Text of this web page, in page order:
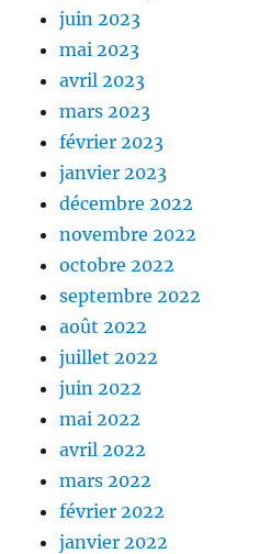
juin 2023
mai 2023
avril 2023
mars 2023
février 2023
janvier 2023
décembre 2022
novembre 2022
octobre 2022
septembre 2022
août 2022
juillet 2022
juin 2022
mai 2022
avril 2022
mars 2022
février 2022
janvier 2022